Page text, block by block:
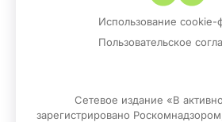
Использование cookie-
Пользовательское
Сетевое издание «В
зарегистрировано